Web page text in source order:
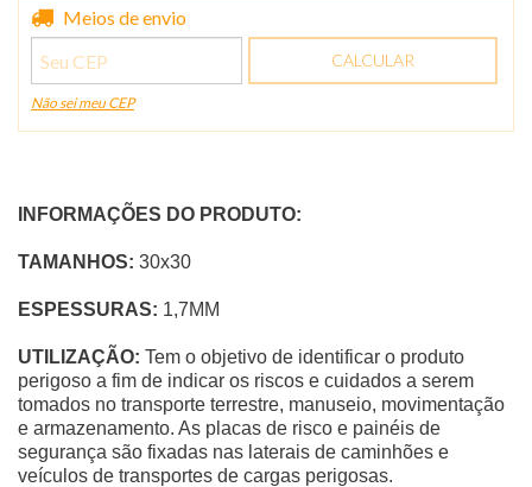
Entregas para o CEP:
Meios de envio
CALCULAR
Não sei meu CEP
INFORMAÇÕES DO PRODUTO:
TAMANHOS: 30x30
ESPESSURAS: 1,7MM
UTILIZAÇÃO: Tem o objetivo de identificar o produto
perigoso a fim de indicar os riscos e cuidados a serem
tomados no transporte terrestre, manuseio, movimentação
e armazenamento. As placas de risco e painéis de
segurança são fixadas nas laterais de caminhões e
veículos de transportes de cargas perigosas.